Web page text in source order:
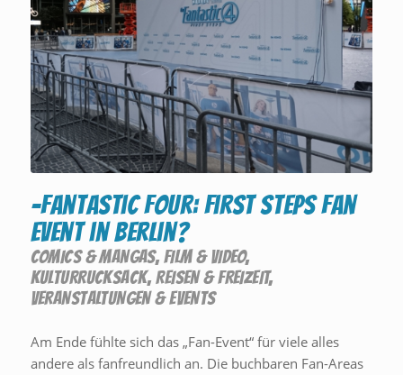
-Fantastic Four: First Steps Fan
Event in Berlin?
COMICS & MANGAS, FILM & VIDEO,
KULTURRUCKSACK,REISEN & FREIZEIT,
VERANSTALTUNGEN & EVENTS
Am Ende fühlte sich das „Fan-Event“ für viele alles
andere als fanfreundlich an. Die buchbaren Fan-Areas